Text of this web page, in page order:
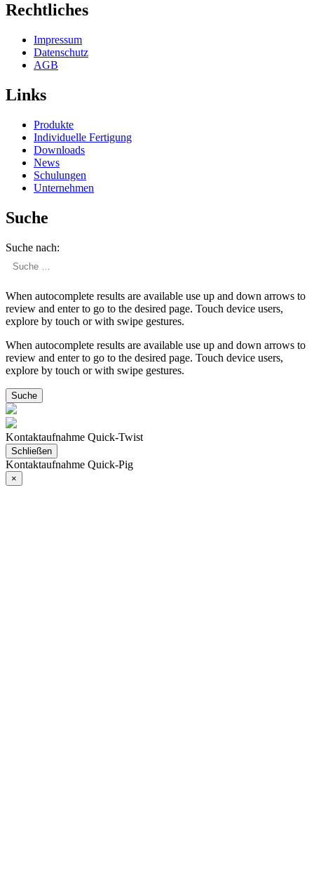
Rechtliches
Impressum
Daten­schutz
AGB
Links
Produkte
Indivi­duelle Fertigung
Downloads
News
Schulungen
Unter­nehmen
Suche
Suche nach:
When autocomplete results are available use up and down arrows to
review and enter to go to the desired page. Touch device users,
explore by touch or with swipe gestures.
When autocomplete results are available use up and down arrows to
review and enter to go to the desired page. Touch device users,
explore by touch or with swipe gestures.
Kontaktaufnahme Quick-Twist
Schließen
Kontaktaufnahme Quick-Pig
×